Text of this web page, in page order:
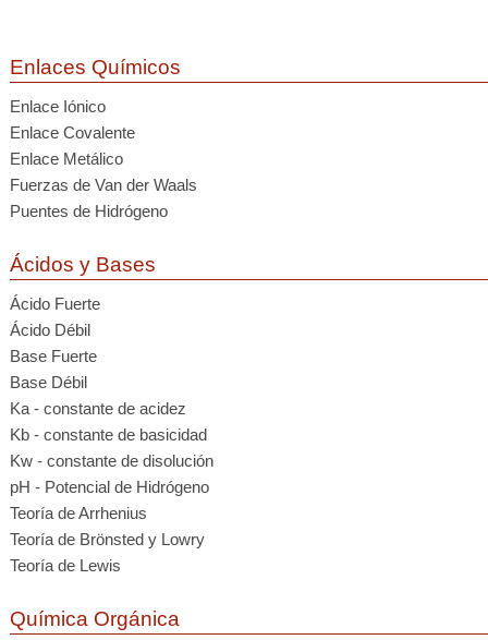
Enlaces Químicos
Enlace Iónico
Enlace Covalente
Enlace Metálico
Fuerzas de Van der Waals
Puentes de Hidrógeno
Ácidos y Bases
Ácido Fuerte
Ácido Débil
Base Fuerte
Base Débil
Ka - constante de acidez
Kb - constante de basicidad
Kw - constante de disolución
pH - Potencial de Hidrógeno
Teoría de Arrhenius
Teoría de Brönsted y Lowry
Teoría de Lewis
Química Orgánica